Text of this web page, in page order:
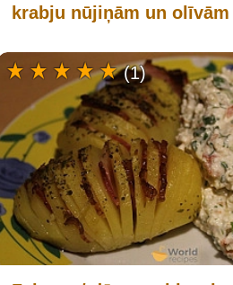
krabju nūjiņām un olīvām
(1)